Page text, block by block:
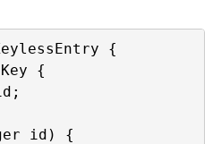
{
Key {
id) {